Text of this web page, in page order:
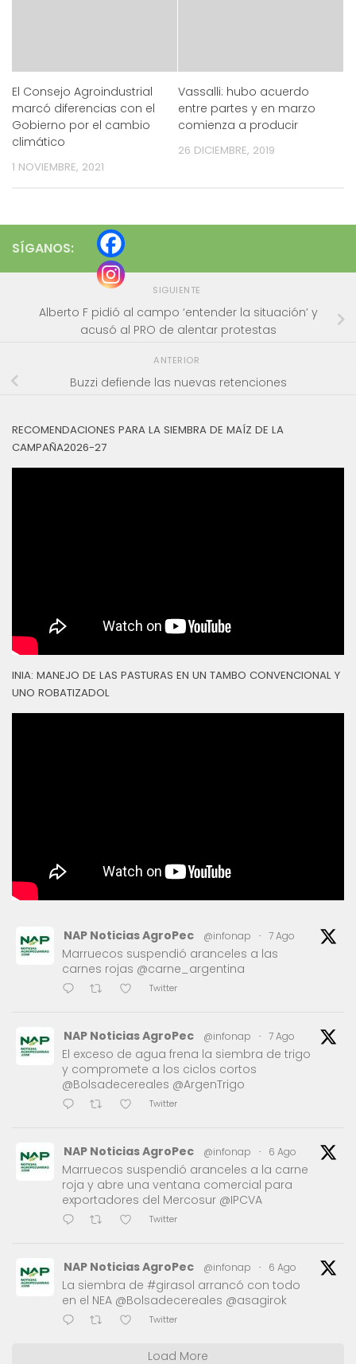
El Consejo Agroindustrial
marcó diferencias con el
Gobierno por el cambio
climático
1 NOVIEMBRE, 2021
Vassalli: hubo acuerdo
entre partes y en marzo
comienza a producir
26 DICIEMBRE, 2019
SÍGANOS:
SIGUIENTE
Alberto F pidió al campo ‘entender la situación’ y
acusó al PRO de alentar protestas
ANTERIOR
Buzzi defiende las nuevas retenciones
RECOMENDACIONES PARA LA SIEMBRA DE MAÍZ DE LA
CAMPAÑA2026-27
INIA: MANEJO DE LAS PASTURAS EN UN TAMBO CONVENCIONAL Y
UNO ROBATIZADOL
NAP Noticias AgroPec @infonap · 7 Ago
Marruecos suspendió aranceles a las
carnes rojas @carne_argentina
Twitter
NAP Noticias AgroPec @infonap · 7 Ago
El exceso de agua frena la siembra de trigo
y compromete a los ciclos cortos
@Bolsadecereales @ArgenTrigo
Twitter
NAP Noticias AgroPec @infonap · 6 Ago
Marruecos suspendió aranceles a la carne
roja y abre una ventana comercial para
exportadores del Mercosur @IPCVA
Twitter
NAP Noticias AgroPec @infonap · 6 Ago
La siembra de #girasol arrancó con todo
en el NEA @Bolsadecereales @asagirok
Twitter
Load More